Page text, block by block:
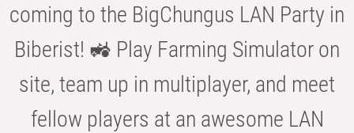
coming to the BigChungus LAN Party in
Biberist! 🚜 Play Farming Simulator on
site, team up in multiplayer, and meet
fellow players at an awesome LAN